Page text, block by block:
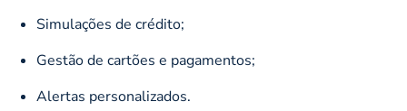
Simulações de crédito;
Gestão de cartões e pagamentos;
Alertas personalizados.